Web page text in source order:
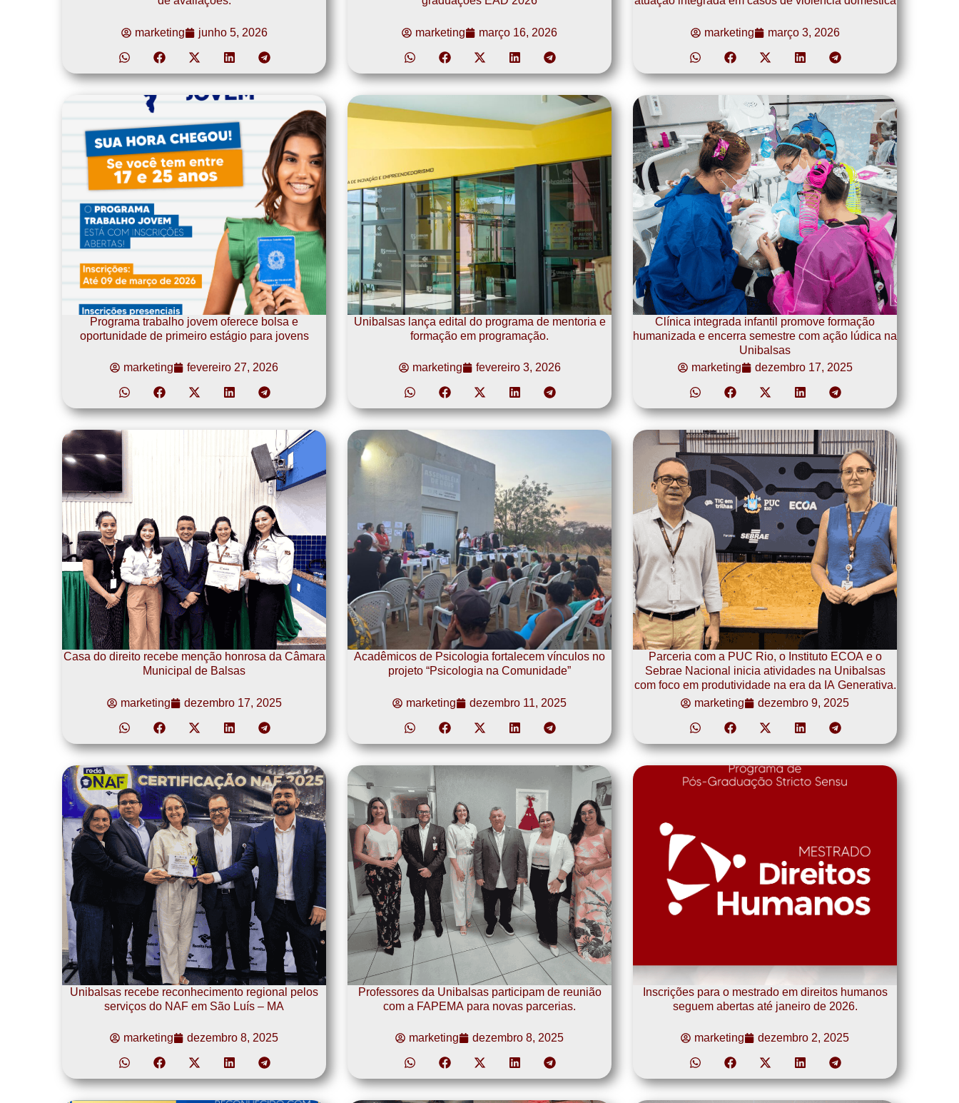
marketing junho 5, 2026 marketing março 16, 2026 marketing março 3, 2026
Programa trabalho jovem oferece bolsa e
oportunidade de primeiro estágio para jovens
marketing fevereiro 27, 2026
Unibalsas lança edital do programa de mentoria e
formação em programação.
marketing fevereiro 3, 2026
Clínica integrada infantil promove formação
humanizada e encerra semestre com ação lúdica na
Unibalsas
marketing
dezembro 17, 2025
Casa do direito recebe menção honrosa da Câmara
Municipal de Balsas
marketing dezembro 17, 2025
Acadêmicos de Psicologia fortalecem vínculos no
projeto “Psicologia na Comunidade”
marketing dezembro 11, 2025
Parceria com a PUC Rio, o Instituto ECOA e o
Sebrae Nacional inicia atividades na Unibalsas
com foco em produtividade na era da IA Generativa.
marketing
dezembro 9, 2025
Unibalsas recebe reconhecimento regional pelos
serviços do NAF em São Luís – MA
marketing dezembro 8, 2025
Professores da Unibalsas participam de reunião
com a FAPEMA para novas parcerias.
marketing dezembro 8, 2025
Inscrições para o mestrado em direitos humanos
seguem abertas até janeiro de 2026.
marketing dezembro 2, 2025